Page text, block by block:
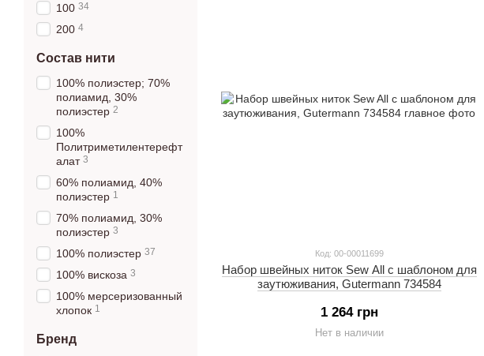
Код: 00-00011699
Набор швейных ниток Sew All с шаблоном для
заутюживания, Gutermann 734584
1 264 грн
Нет в наличии
100 34
200 4
Состав нити
100% полиэстер; 70%
полиамид, 30%
полиэстер 2
100%
Политриметилентерефт
алат 3
60% полиамид, 40%
полиэстер 1
70% полиамид, 30%
полиэстер 3
100% полиэстер 37
100% вискоза 3
100% мерсеризованный
хлопок 1
Бренд